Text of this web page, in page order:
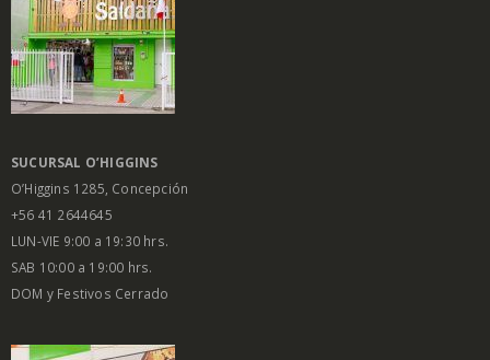
SUCURSAL O’HIGGINS
O’Higgins 1285, Concepción
+56 41 2644645
LUN-VIE 9:00 a 19:30 hrs.
SAB 10:00 a 19:00 hrs.
DOM y Festivos Cerrado